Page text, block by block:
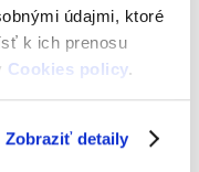
údajmi, ktoré
k ich prenosu
Cookies policy.
Zobraziť detaily